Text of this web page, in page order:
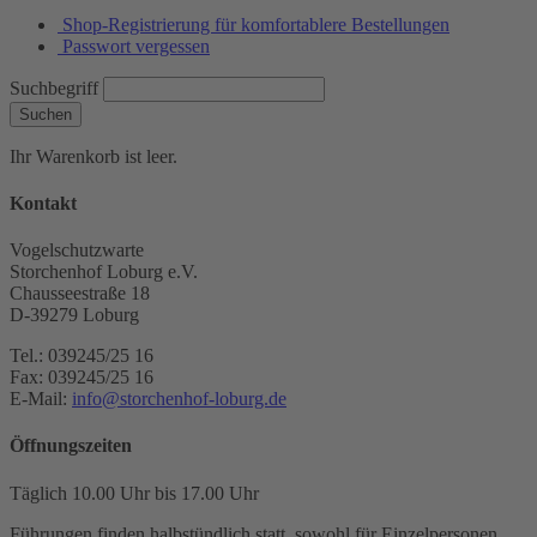
Shop-Registrierung für komfortablere Bestellungen
Passwort vergessen
Suchbegriff
Suchen
Ihr Warenkorb ist leer.
Kontakt
Vogelschutzwarte
Storchenhof Loburg e.V.
Chausseestraße 18
D-39279 Loburg
Tel.: 039245/25 16
Fax: 039245/25 16
E-Mail: info@storchenhof-loburg.de
Öffnungszeiten
Täglich 10.00 Uhr bis 17.00 Uhr